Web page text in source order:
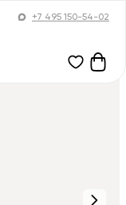
+7 495 150-54-02